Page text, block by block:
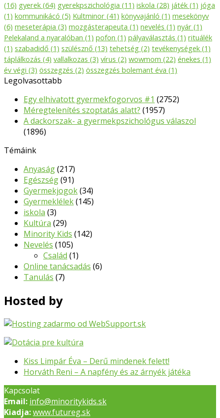
(16) gyerek (64) gyerekpszichológia (11) iskola (28) játék (1) jóga
(1) kommunikácó (5) Kultminor (41) könyvajánló (1) mesekönyv
(6) meseterápia (3) mozgásterapeuta (1) nevelés (1) nyár (1)
Pelekaland a nyaralóban (1) pofon (1) pályaválasztás (1) rituálék
(1) szabadidő (1) szülésznő (13) tehetség (2) tevékenységek (1)
táplálkozás (4) vallalkozas (3) vírus (2) wowmom (22) énekes (1)
év végi (3) összegzés (2) összegzés bolemant éva (1)
Legolvasottabb
Egy elhivatott gyermekfogorvos #1 (2752)
Méregtelenítés szoptatás alatt? (1957)
A dackorszak- a gyermekpszichológus válaszol
(1896)
Témáink
Anyaság(217)
Egészség(91)
Gyermekjogok(34)
Gyermeklélek(145)
iskola (3)
Kultúra (29)
Minority Kids (142)
Nevelés (105)
Család (1)
Online tanácsadás (6)
Tanulás (7)
Hosted by
previous
post:
Kiss Limpár Éva – Derű mindenek felett!
next
Horváth Reni – A napfény és az árnyék játéka
Kapcsolat
Email: info@minoritykids.sk
Kiadja:www.futureg.sk